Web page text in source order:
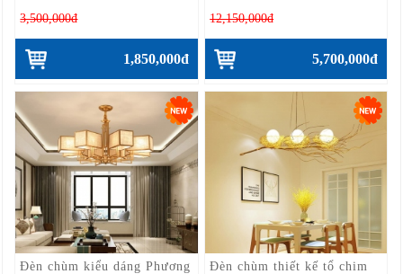
3,500,000đ
1,850,000đ
12,150,000đ
5,700,000đ
Đèn chùm kiểu dáng Phương
Đèn chùm thiết kế tổ chim